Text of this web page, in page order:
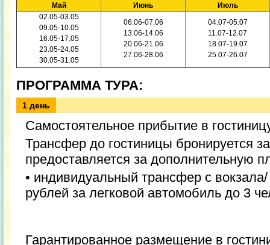
Май
Июнь
Июль
02.05-03.05
09.05-10.05
16.05-17.05
23.05-24.05
30.05-31.05
06.06-07.06
13.06-14.06
20.06-21.06
27.06-28.06
04.07-05.07
11.07-12.07
18.07-19.07
25.07-26.07
ПРОГРАММА ТУРА:
1 день
Самостоятельное прибытие в
Трансфер до гостиницы бронируется
предоставляется за дополнительную
• индивидуальный трансфер с
рублей за легковой автомобиль до 3
Гарантированное размещение в